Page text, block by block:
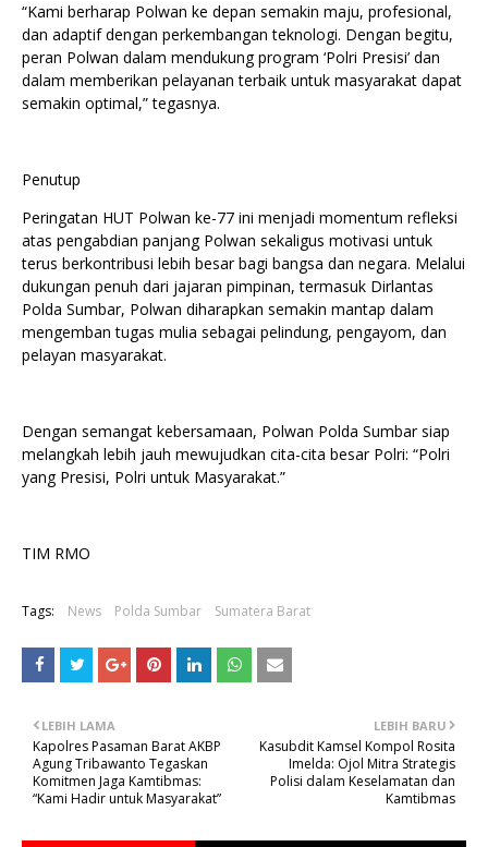
“Kami berharap Polwan ke depan semakin maju, profesional,
dan adaptif dengan perkembangan teknologi. Dengan begitu,
peran Polwan dalam mendukung program ‘Polri Presisi’ dan
dalam memberikan pelayanan terbaik untuk masyarakat dapat
semakin optimal,” tegasnya.
Penutup
Peringatan HUT Polwan ke-77 ini menjadi momentum refleksi
atas pengabdian panjang Polwan sekaligus motivasi untuk
terus berkontribusi lebih besar bagi bangsa dan negara. Melalui
dukungan penuh dari jajaran pimpinan, termasuk Dirlantas
Polda Sumbar, Polwan diharapkan semakin mantap dalam
mengemban tugas mulia sebagai pelindung, pengayom, dan
pelayan masyarakat.
Dengan semangat kebersamaan, Polwan Polda Sumbar siap
melangkah lebih jauh mewujudkan cita-cita besar Polri: “Polri
yang Presisi, Polri untuk Masyarakat.”
TIM RMO
Tags: News Polda Sumbar Sumatera Barat
LEBIH BARU
Kasubdit Kamsel Kompol Rosita
Imelda: Ojol Mitra Strategis
Polisi dalam Keselamatan dan
Kamtibmas
LEBIH LAMA
Kapolres Pasaman Barat AKBP
Agung Tribawanto Tegaskan
Komitmen Jaga Kamtibmas:
“Kami Hadir untuk Masyarakat”